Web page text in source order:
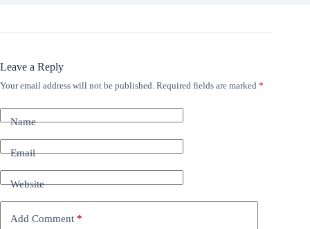
Leave a Reply
Your email address will not be published. Required fields are marked *
Name
Email
Website
Add Comment *